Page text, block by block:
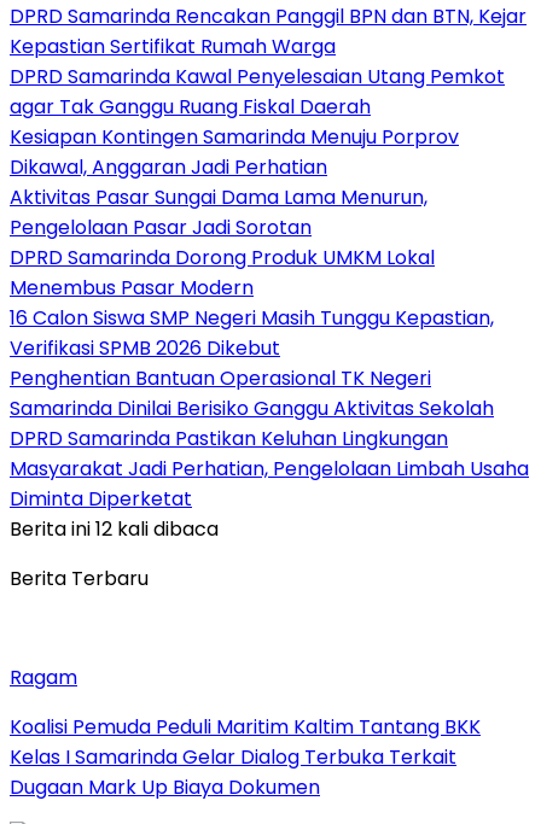
DPRD Samarinda Rencakan Panggil BPN dan BTN, Kejar
Kepastian Sertifikat Rumah Warga
DPRD Samarinda Kawal Penyelesaian Utang Pemkot
agar Tak Ganggu Ruang Fiskal Daerah
Kesiapan Kontingen Samarinda Menuju Porprov
Dikawal, Anggaran Jadi Perhatian
Aktivitas Pasar Sungai Dama Lama Menurun,
Pengelolaan Pasar Jadi Sorotan
DPRD Samarinda Dorong Produk UMKM Lokal
Menembus Pasar Modern
16 Calon Siswa SMP Negeri Masih Tunggu Kepastian,
Verifikasi SPMB 2026 Dikebut
Penghentian Bantuan Operasional TK Negeri
Samarinda Dinilai Berisiko Ganggu Aktivitas Sekolah
DPRD Samarinda Pastikan Keluhan Lingkungan
Masyarakat Jadi Perhatian, Pengelolaan Limbah Usaha
Diminta Diperketat
Berita ini 12 kali dibaca
Berita Terbaru
Ragam
Koalisi Pemuda Peduli Maritim Kaltim Tantang BKK
Kelas I Samarinda Gelar Dialog Terbuka Terkait
Dugaan Mark Up Biaya Dokumen